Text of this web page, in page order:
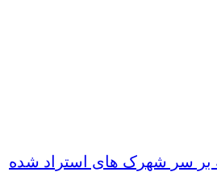
بر سر شهرک های استراد شده